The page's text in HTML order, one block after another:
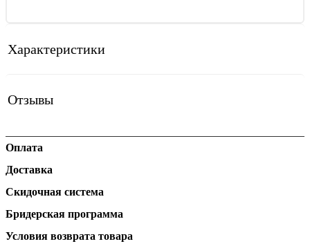
Характеристики
Отзывы
Оплата
Доставка
Скидочная система
Бридерская программа
Условия возврата товара